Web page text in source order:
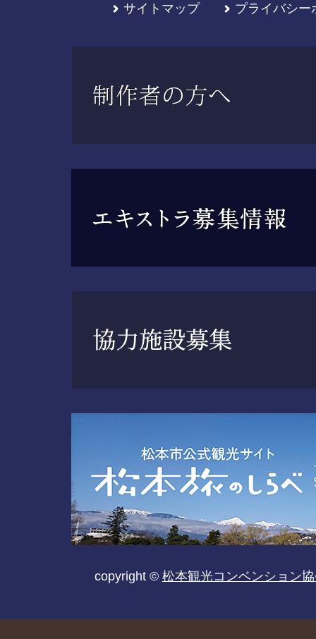
サイトマップ プライバシー
copyright © 松本観光コンベンション